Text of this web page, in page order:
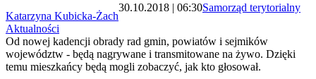
Katarzyna Kubicka-Żach
30.10.2018 | 06:30Samorząd terytorialny
Aktualności
Od nowej kadencji obrady rad gmin, powiatów i sejmików
województw - będą nagrywane i transmitowane na żywo. Dzięki
temu mieszkańcy będą mogli zobaczyć, jak kto głosował.